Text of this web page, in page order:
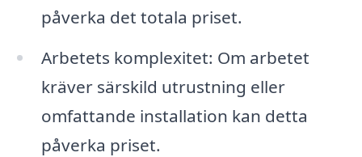
påverka det totala priset.
Arbetets komplexitet: Om arbetet
kräver särskild utrustning eller
omfattande installation kan detta
påverka priset.